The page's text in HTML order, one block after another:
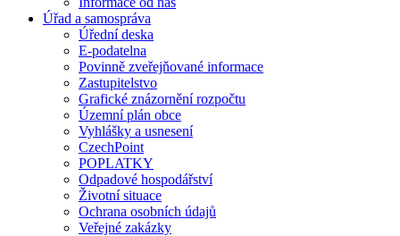
Úřad a samospráva
Úřední deska
E-podatelna
Povinně zveřejňované informace
Zastupitelstvo
Grafické znázornění rozpočtu
Územní plán obce
Vyhlášky a usnesení
CzechPoint
POPLATKY
Odpadové hospodářství
Životní situace
Ochrana osobních údajů
Veřejné zakázky